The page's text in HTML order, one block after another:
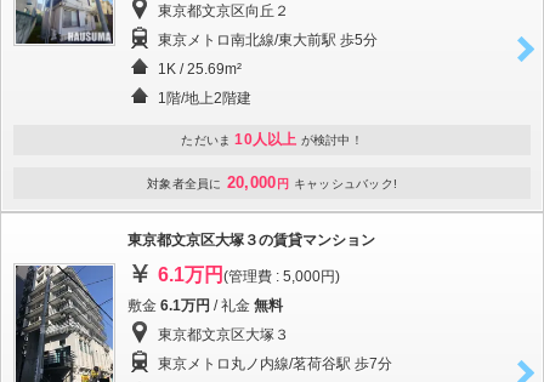
東京都文京区向丘２
東京メトロ南北線/東大前駅 歩5分
1K / 25.69m²
1階/地上2階建
ただいま 10人以上 が検討中！
対象者全員に 20,000 円 キャッシュバック!
東京都文京区大塚３の賃貸マンション
6.1万円 (管理費 : 5,000円)
敷金 6.1万円 / 礼金 無料
東京都文京区大塚３
東京メトロ丸ノ内線/茗荷谷駅 歩7分